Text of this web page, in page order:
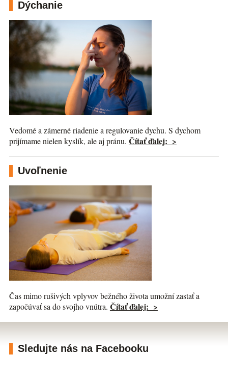
Dýchanie
Vedomé a zámerné riadenie a regulovanie dychu. S dychom
prijímame nielen kyslík, ale aj pránu. Čítať ďalej: >
Uvoľnenie
Čas mimo rušivých vplyvov bežného života umožní zastať a
započúvať sa do svojho vnútra. Čítať ďalej: >
Sledujte nás na Facebooku